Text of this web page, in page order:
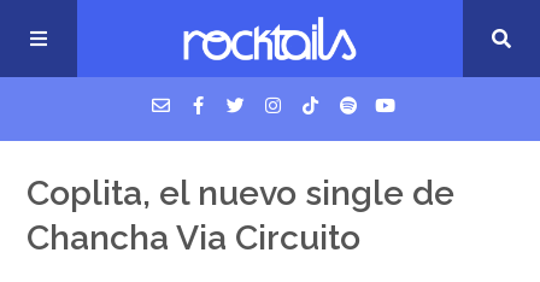
USM Podcast
Cigarrillos en la cama
Coplita, el nuevo single de
Chancha Via Circuito